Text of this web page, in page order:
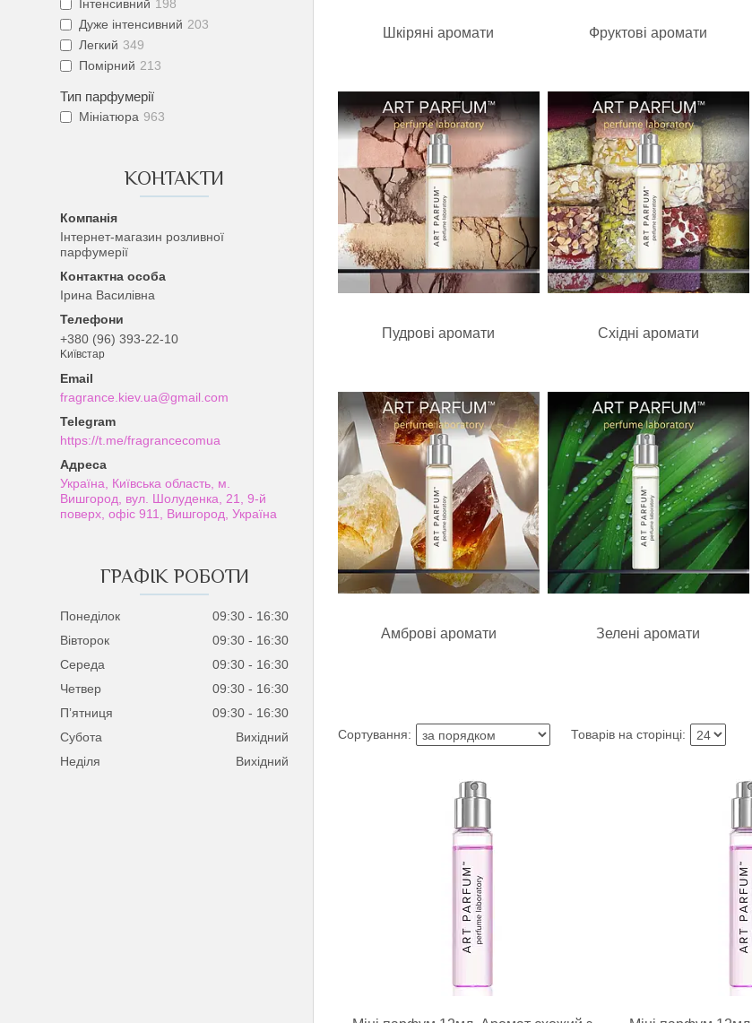
Інтенсивний 198
Дуже інтенсивний 203
Легкий 349
Помірний 213
Тип парфумерії
Мініатюра 963
КОНТАКТИ
Інтернет-магазин розливної
парфумерії
Ірина Василівна
+380 (96) 393-22-10
Kиївcтaр
fragrance.kiev.ua@gmail.com
https://t.me/fragrancecomua
Україна, Київська область, м.
Вишгород, вул. Шолуденка, 21, 9-й
поверх, офіс 911, Вишгород, Україна
ГРАФІК РОБОТИ
Понеділок 09:30
16:30
Вівторок
09:30
16:30
Середа
09:30
16:30
Четвер
09:30
16:30
Пʼятниця
09:30
16:30
Субота
Вихідний
Неділя
Вихідний
Шкіряні аромати Фруктові аромати
Пудрові аромати Східні аромати
Амброві аромати Зелені аромати